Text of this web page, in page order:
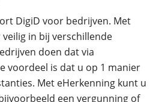
DigiD voor bedrijven. Met
in bij verschillende
doen dat via
voordeel is dat u op 1 manier
Met eHerkenning kunt u
een vergunning of